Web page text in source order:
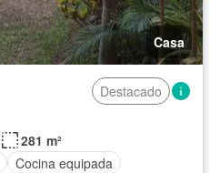
Casa
Destacado
281 m²
Cocina equipada